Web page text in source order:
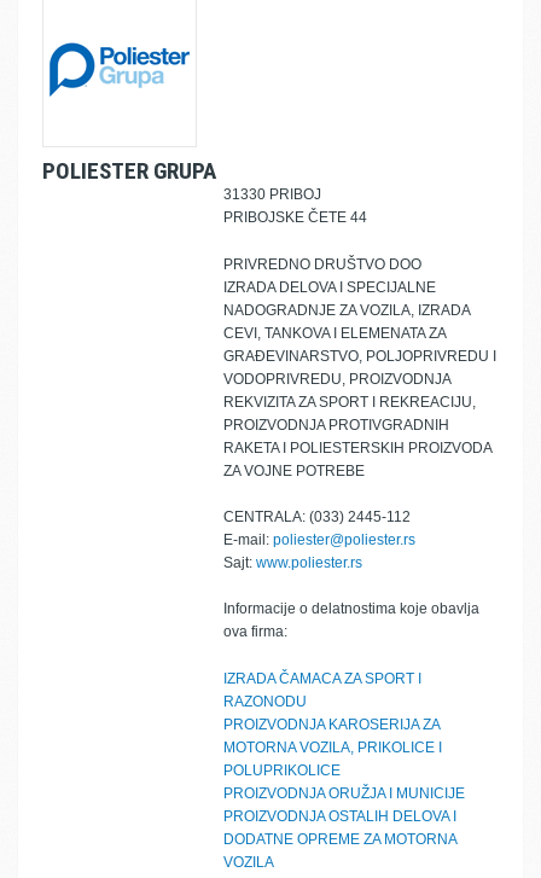
POLIESTER GRUPA
31330 PRIBOJ
PRIBOJSKE ČETE 44
PRIVREDNO DRUŠTVO DOO
IZRADA DELOVA I SPECIJALNE
NADOGRADNJE ZA VOZILA, IZRADA
CEVI, TANKOVA I ELEMENATA ZA
GRAĐEVINARSTVO, POLJOPRIVREDU I
VODOPRIVREDU, PROIZVODNJA
REKVIZITA ZA SPORT I REKREACIJU,
PROIZVODNJA PROTIVGRADNIH
RAKETA I POLIESTERSKIH PROIZVODA
ZA VOJNE POTREBE
CENTRALA: (033) 2445-112
E-mail: poliester@poliester.rs
Sajt: www.poliester.rs
Informacije o delatnostima koje obavlja
ova firma:
IZRADA ČAMACA ZA SPORT I
RAZONODU
PROIZVODNJA KAROSERIJA ZA
MOTORNA VOZILA, PRIKOLICE I
POLUPRIKOLICE
PROIZVODNJA ORUŽJA I MUNICIJE
PROIZVODNJA OSTALIH DELOVA I
DODATNE OPREME ZA MOTORNA
VOZILA